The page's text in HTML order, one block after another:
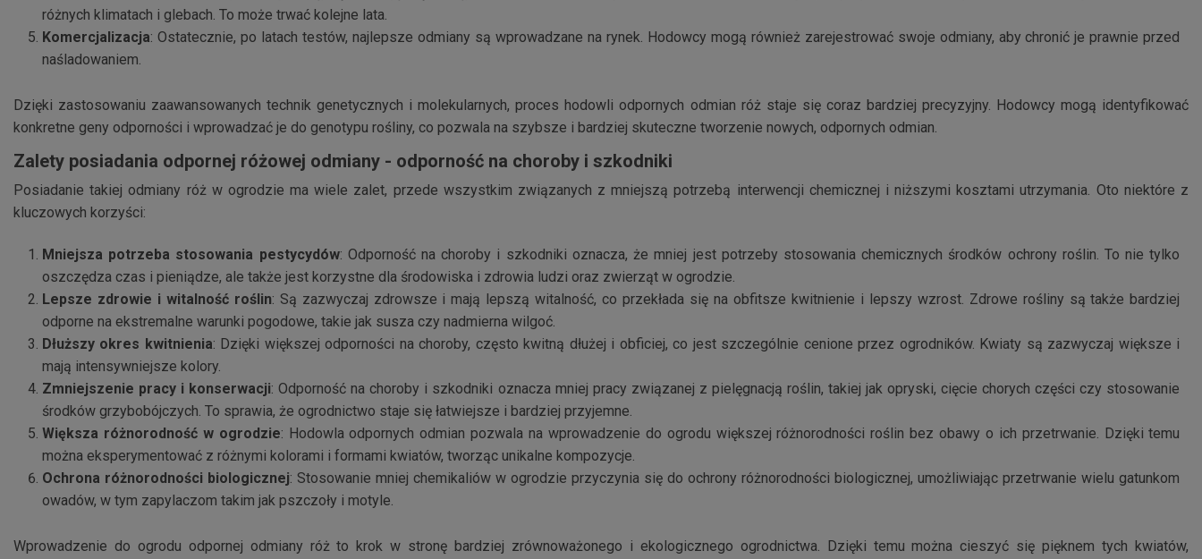
różnych klimatach i glebach. To może trwać kolejne lata.
Komercjalizacja: Ostatecznie, po latach testów, najlepsze odmiany są wprowadzane na rynek. Hodowcy mogą również zarejestrować swoje odmiany, aby chronić je prawnie przed
naśladowaniem.
Dzięki zastosowaniu zaawansowanych technik genetycznych i molekularnych, proces hodowli odpornych odmian róż staje się coraz bardziej precyzyjny. Hodowcy mogą identyfikować
konkretne geny odporności i wprowadzać je do genotypu rośliny, co pozwala na szybsze i bardziej skuteczne tworzenie nowych, odpornych odmian.
Zalety posiadania odpornej różowej odmiany - odporność na choroby i szkodniki
Posiadanie takiej odmiany róż w ogrodzie ma wiele zalet, przede wszystkim związanych z mniejszą potrzebą interwencji chemicznej i niższymi kosztami utrzymania. Oto niektóre z
kluczowych korzyści:
Mniejsza potrzeba stosowania pestycydów: Odporność na choroby i szkodniki oznacza, że mniej jest potrzeby stosowania chemicznych środków ochrony roślin. To nie tylko
oszczędza czas i pieniądze, ale także jest korzystne dla środowiska i zdrowia ludzi oraz zwierząt w ogrodzie.
Lepsze zdrowie i witalność roślin: Są zazwyczaj zdrowsze i mają lepszą witalność, co przekłada się na obfitsze kwitnienie i lepszy wzrost. Zdrowe rośliny są także bardziej
odporne na ekstremalne warunki pogodowe, takie jak susza czy nadmierna wilgoć.
Dłuższy okres kwitnienia: Dzięki większej odporności na choroby, często kwitną dłużej i obficiej, co jest szczególnie cenione przez ogrodników. Kwiaty są zazwyczaj większe i
mają intensywniejsze kolory.
Zmniejszenie pracy i konserwacji: Odporność na choroby i szkodniki oznacza mniej pracy związanej z pielęgnacją roślin, takiej jak opryski, cięcie chorych części czy stosowanie
środków grzybobójczych. To sprawia, że ogrodnictwo staje się łatwiejsze i bardziej przyjemne.
Większa różnorodność w ogrodzie: Hodowla odpornych odmian pozwala na wprowadzenie do ogrodu większej różnorodności roślin bez obawy o ich przetrwanie. Dzięki temu
można eksperymentować z różnymi kolorami i formami kwiatów, tworząc unikalne kompozycje.
Ochrona różnorodności biologicznej: Stosowanie mniej chemikaliów w ogrodzie przyczynia się do ochrony różnorodności biologicznej, umożliwiając przetrwanie wielu gatunkom
owadów, w tym zapylaczom takim jak pszczoły i motyle.
Wprowadzenie do ogrodu odpornej odmiany róż to krok w stronę bardziej zrównoważonego i ekologicznego ogrodnictwa. Dzięki temu można cieszyć się pięknem tych kwiatów,